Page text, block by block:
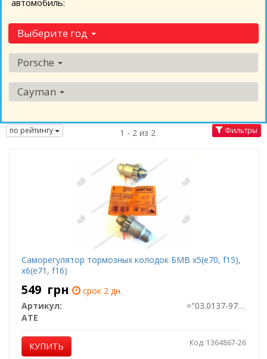
автомобиль:
Выберите год
Porsche
Cayman
по рейтингу 1 - 2 из 2 Фильтры
Саморегулятор тормозных колодок БМВ x5(e70, f15),
x6(e71, f16)
549 грн
срок 2 дн.
Артикул:
="03.0137-9700.2"
ATE
КУПИТЬ Код: 1364867-26